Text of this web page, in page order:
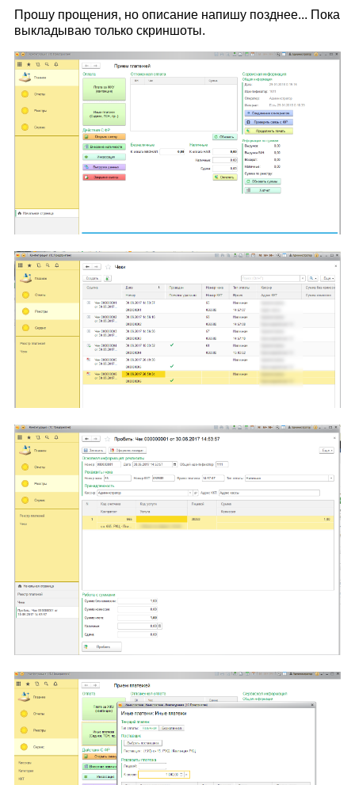
Прошу прощения, но описание напишу позднее... Пока
выкладываю только скриншоты.